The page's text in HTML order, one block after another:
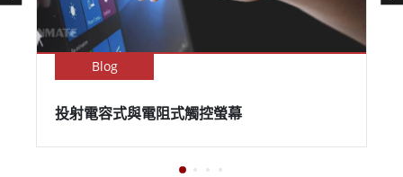
Blog
投射電容式與電阻式觸控螢幕